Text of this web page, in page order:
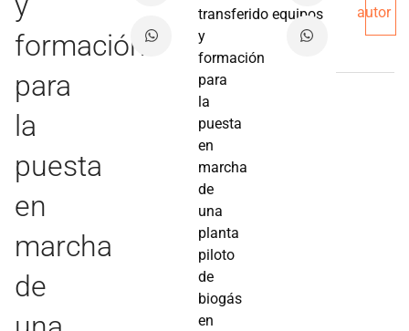
formación
para
la
puesta
en
marcha
de
transferido equipos
y
formación
para
la
puesta
en
marcha
de
una
planta
piloto
de
biogás
en
autor